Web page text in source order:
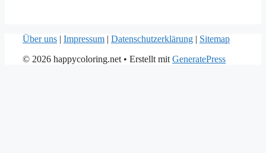
Über uns | Impressum | Datenschutzerklärung | Sitemap
© 2026 happycoloring.net • Erstellt mit GeneratePress